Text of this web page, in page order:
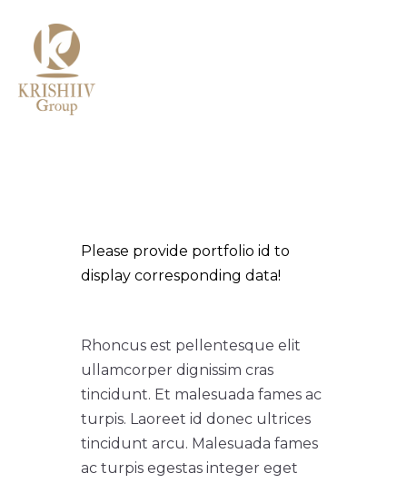
Please provide portfolio id to
display corresponding data!
Rhoncus est pellentesque elit
ullamcorper dignissim cras
tincidunt. Et malesuada fames ac
turpis. Laoreet id donec ultrices
tincidunt arcu. Malesuada fames
ac turpis egestas integer eget